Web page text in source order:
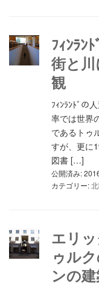
ﾌｨﾝﾗﾝ
街と
観
ﾌｨﾝﾗﾝﾄﾞの
率では世界
であるトゥ
すが、更に
図書 […]
公開済み:
カテゴリー:
エリ
ゥル
ンの